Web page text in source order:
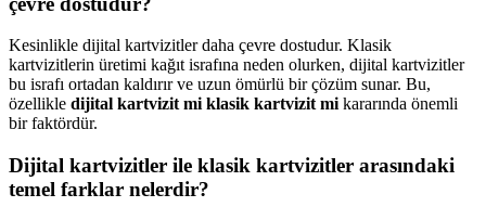
Kesinlikle dijital kartvizitler daha çevre dostudur. Klasik
kartvizitlerin üretimi kağıt israfına neden olurken, dijital kartvizitler
bu israfı ortadan kaldırır ve uzun ömürlü bir çözüm sunar. Bu,
özellikle dijital kartvizit mi klasik kartvizit mikararında önemli
bir faktördür.
Dijital kartvizitler ile klasik kartvizitler arasındaki
temel farklar nelerdir?